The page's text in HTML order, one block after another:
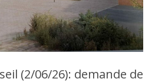
(2/06/26): demande de